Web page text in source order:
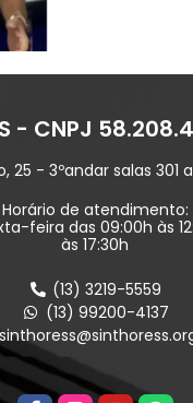
- CNPJ
25 - 3ºandar salas 301
Horário de atendimento:
feira das 09:00h às
às 17:30h
(13) 3219-5559
(13) 99200-4137